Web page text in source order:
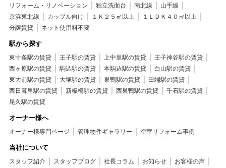
リフォーム・リノベーション 独立洗面台 南北線
山手線
京浜東北線
カップル向け １Ｋ２５㎡以上
１ＬＤＫ４０㎡以上
分譲賃貸
ネット使用料不要
駅から探す
東十条駅の賃貸 王子駅の賃貸 上中里駅の賃貸
王子神谷駅の賃貸
西ヶ原駅の賃貸
駒込駅の賃貸 本駒込駅の賃貸
白山駅の賃貸
東大前駅の賃貸
大塚駅の賃貸 巣鴨駅の賃貸
田端駅の賃貸
西日暮里駅の賃貸
新板橋駅の賃貸 西巣鴨駅の賃貸
千石駅の賃貸
尾久駅の賃貸
オーナー様へ
オーナー様専門ページ 管理物件ギャラリー 空室リフォーム事例
当社について
スタッフ紹介 スタッフブログ 社長コラム お知らせ
お客様の声